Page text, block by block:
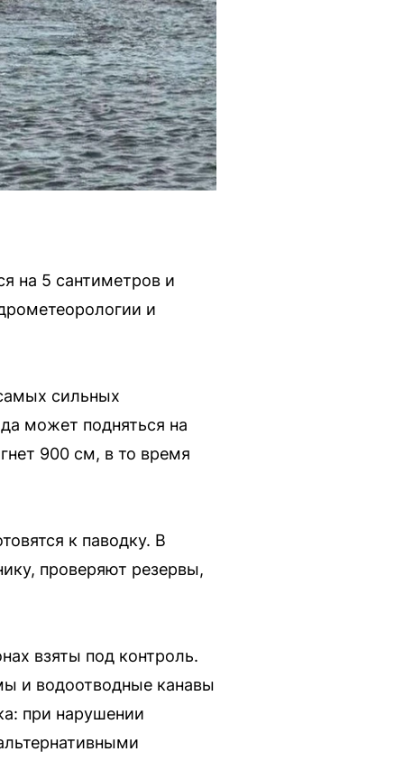
на 5 сантиметров и
и
сильных
может подняться на
900 см, в то время
к паводку. В
проверяют резервы,
взяты под контроль.
и водоотводные канавы
при нарушении